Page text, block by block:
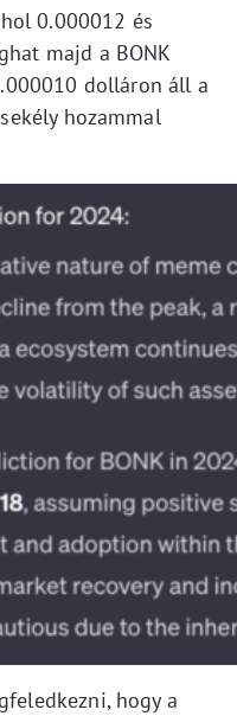
0.000012 és
majd a BONK
dolláron áll a
hozammal
hogy a